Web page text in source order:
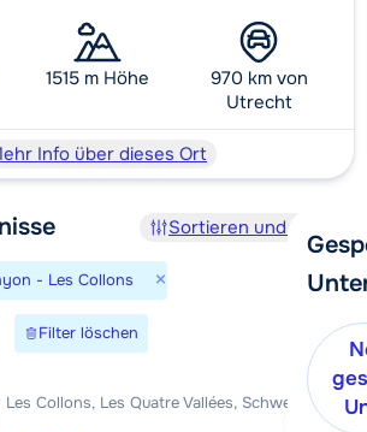
1515 m Höhe
970 km von
Utrecht
Info über dieses Ort
Sortieren und Filtern
- Les Collons ×
Filter löschen
Collons, Les Quatre Vallées, Schweiz